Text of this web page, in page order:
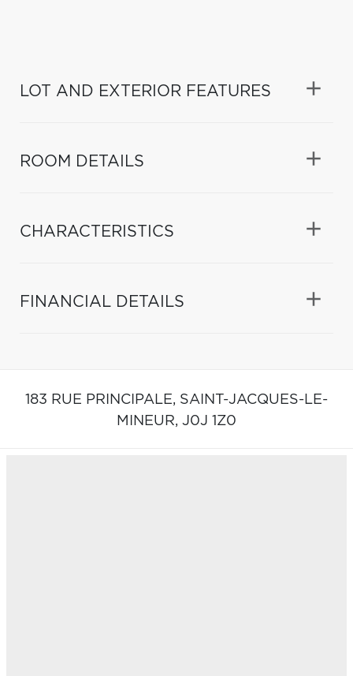
LOT AND EXTERIOR FEATURES
ROOM DETAILS
CHARACTERISTICS
FINANCIAL DETAILS
183 RUE PRINCIPALE, SAINT-JACQUES-LE-
MINEUR, J0J 1Z0